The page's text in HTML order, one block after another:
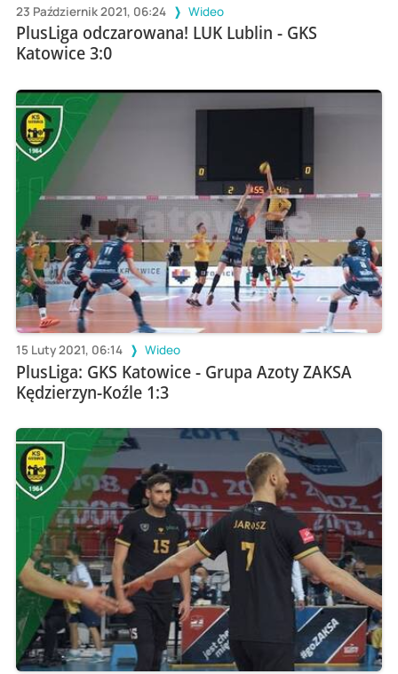
23 Październik 2021, 06:24 Wideo
PlusLiga odczarowana! LUK Lublin - GKS
Katowice 3:0
15 Luty 2021, 06:14 Wideo
PlusLiga: GKS Katowice - Grupa Azoty ZAKSA
Kędzierzyn-Koźle 1:3